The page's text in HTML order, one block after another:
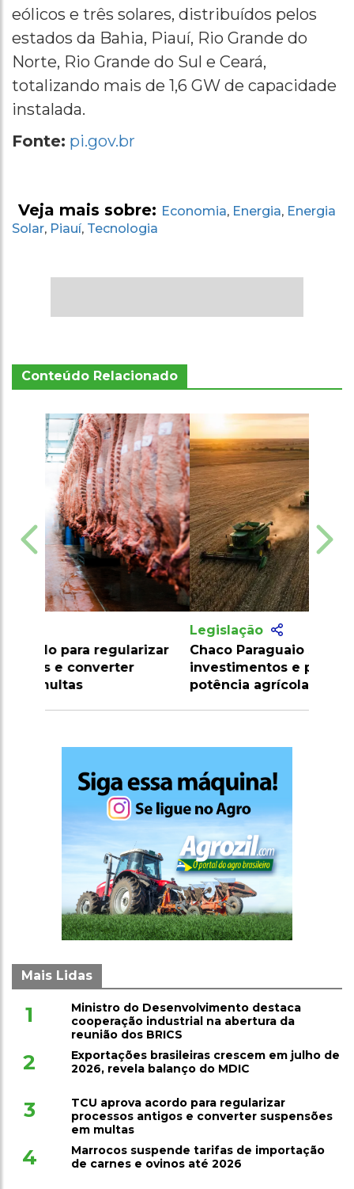
eólicos e três solares, distribuídos pelos
estados da Bahia, Piauí, Rio Grande do
Norte, Rio Grande do Sul e Ceará,
totalizando mais de 1,6 GW de capacidade
instalada.
Fonte: pi.gov.br
Veja mais sobre: Economia, Energia, Energia
Solar, Piauí, Tecnologia
Conteúdo Relacionado
Chaco Paraguaio se torna foco de
investimentos e pode ser nova
potência agrícola
Mais Lidas
1
Ministro do Desenvolvimento destaca
cooperação industrial na abertura da
reunião dos BRICS
2
Exportações brasileiras crescem em julho de
2026, revela balanço do MDIC
3
TCU aprova acordo para regularizar
processos antigos e converter suspensões
em multas
4
Marrocos suspende tarifas de importação
de carnes e ovinos até 2026